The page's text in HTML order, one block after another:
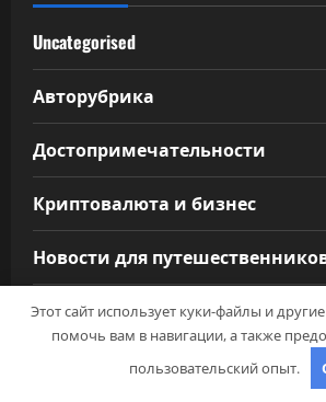
Uncategorised
Авторубрика
Достопримечательности
Криптовалюта и бизнес
Новости для
Новости плюс
Питаемся в путешествии
Этот сайт использует куки-файлы и
помочь вам в навигации, а также
пользовательский опыт.